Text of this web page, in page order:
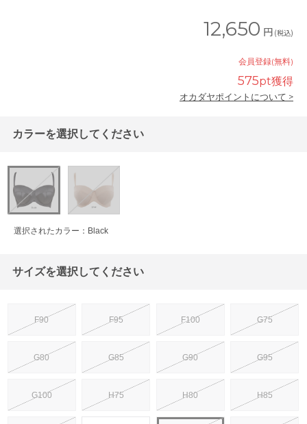
12,650 円 (税込)
会員登録(無料)
575pt獲得
オカダヤポイントについて >
カラーを選択してください
選択されたカラー：Black
サイズを選択してください
F90 F95 F100 G75
G80 G85 G90 G95
G100 H75 H80 H85